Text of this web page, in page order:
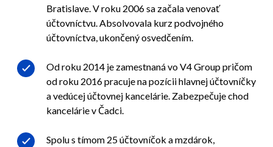
Bratislave. V roku 2006 sa začala venovať
účtovníctvu. Absolvovala kurz podvojného
účtovníctva, ukončený osvedčením.
Od roku 2014 je zamestnaná vo V4 Group pričom
od roku 2016 pracuje na pozícii hlavnej účtovníčky
a vedúcej účtovnej kancelárie. Zabezpečuje chod
kancelárie v Čadci.
Spolu s tímom 25 účtovníčok a mzdárok,